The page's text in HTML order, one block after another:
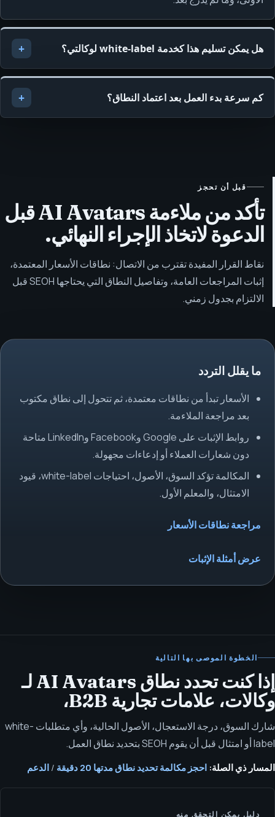
هل يمكن تسليم هذا كخدمة white-label لوكالتي؟
كم سرعة بدء العمل بعد اعتماد النطاق؟
قبل أن تحجز
تأكد من ملاءمة AI Avatars قبل
الدعوة لاتخاذ الإجراء النهائي.
نقاط القرار المفيدة تقترب من الاتصال: نطاقات الأسعار المعتمدة،
إثبات المراجعات العامة، وتفاصيل النطاق التي يحتاجها SEOH قبل
الالتزام بجدول زمني.
ما يقلل التردد
الأسعار تبدأ من نطاقات معتمدة، ثم تتحول إلى نطاق مكتوب
بعد مراجعة الملاءمة.
روابط الإثبات على Google وFacebook وLinkedIn متاحة
دون شعارات العملاء أو إدعاءات مجهولة.
المكالمة تؤكد السوق، الأصول، احتياجات white-label، قيود
الامتثال، والمعلم الأول.
مراجعة نطاقات الأسعار
عرض أمثلة الإثبات
الخطوة الموصى بها التالية
إذا كنت تحدد نطاق AI Avatars لـ
وكالات، علامات تجارية B2B،
شارك السوق، درجة الاستعجال، الأصول الحالية، وأي متطلبات white-
label أو امتثال قبل أن يقوم SEOH بتحديد نطاق العمل.
المسار ذي الصلة: احجز مكالمة تحديد نطاق مدتها 20 دقيقة / الدعم
دليل يمكن التحقق منه